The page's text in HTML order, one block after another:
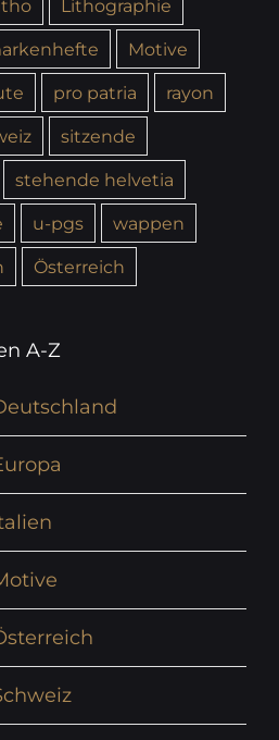
Lithographie
Motive
pro patria
rayon
sitzende
stehende helvetia
u-pgs
wappen
Österreich
A-Z